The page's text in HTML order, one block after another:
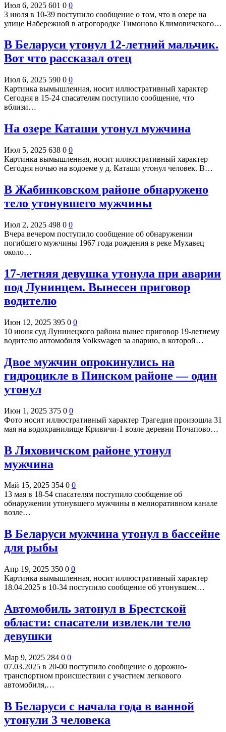
Июл 6, 2025 601 0 0
3 июля в 10-39 поступило сообщение о том, что в озере на
улице Набережной в агрогородке Тимоново Климовичского…
В Беларуси утонул 12-летний мальчик.
Вот что рассказал отец
Июл 6, 2025 590 0 0
Картинка вымышленная, носит иллюстративный характер
Сегодня в 15-24 спасателям поступило сообщение, что
вблизи…
На озере Каташи утонул мужчина
Июл 5, 2025 638 0 0
Картинка вымышленная, носит иллюстративный характер
Сегодня ночью на водоеме у д. Каташи утонул человек. В…
В Жабинковском районе обнаружено
тело утонувшего мужчины
Июл 2, 2025 498 0 0
Вчера вечером поступило сообщение об обнаружении
погибшего мужчины 1967 года рождения в реке Мухавец
около…
17-летняя девушка утонула при аварии
под Лунинцем. Вынесен приговор
водителю
Июн 12, 2025 395 0 0
10 июня суд Лунинецкого района вынес приговор 19-летнему
водителю автомобиля Volkswagen за аварию, в которой…
Двое мужчин опрокинулись на
гидроцикле в Пинском районе — один
утонул
Июн 1, 2025 375 0 0
Фото носит иллюстративный характер Трагедия произошла 31
мая на водохранилище Кривичи-1 возле деревни Почапово…
В Ляховичском районе утонул
мужчина
Май 15, 2025 354 0 0
13 мая в 18-54 спасателям поступило сообщение об
обнаружении утонувшего мужчины в мелиоративном канале
возле…
В Беларуси мужчина утонул в бассейне
для рыбы
Апр 19, 2025 350 0 0
Картинка вымышленная, носит иллюстративный характер
18.04.2025 в 10-34 поступило сообщение об утонувшем…
Автомобиль затонул в Брестской
области: спасатели извлекли тело
девушки
Мар 9, 2025 284 0 0
07.03.2025 в 20-00 поступило сообщение о дорожно-
транспортном происшествии с участием легкового
автомобиля,…
В Беларуси с начала года в ванной
утонули 3 человека